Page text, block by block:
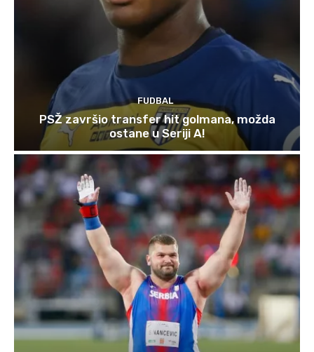
FUDBAL
PSŽ završio transfer hit golmana, možda
ostane u Seriji A!